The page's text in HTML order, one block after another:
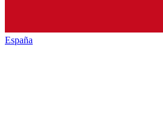
España